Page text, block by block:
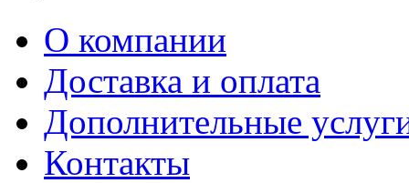
О компании
Доставка и оплата
Дополнительные
Контакты